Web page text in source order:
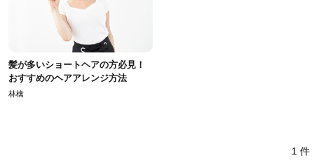
髪が多いショートヘアの方必見！
おすすめのヘアアレンジ方法
林檎
1 件